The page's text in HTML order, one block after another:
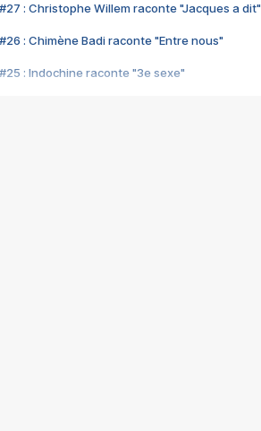
#27 : Christophe Willem raconte "Jacques a dit"
#26 : Chimène Badi raconte "Entre nous"
#25 : Indochine raconte "3e sexe"